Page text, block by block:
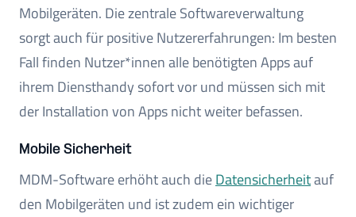
Mobilgeräten. Die zentrale Softwareverwaltung
sorgt auch für positive Nutzererfahrungen: Im besten
Fall finden Nutzer*innen alle benötigten Apps auf
ihrem Diensthandy sofort vor und müssen sich mit
der Installation von Apps nicht weiter befassen.
Mobile Sicherheit
MDM-Software erhöht auch dieDatensicherheitauf
den Mobilgeräten und ist zudem ein wichtiger